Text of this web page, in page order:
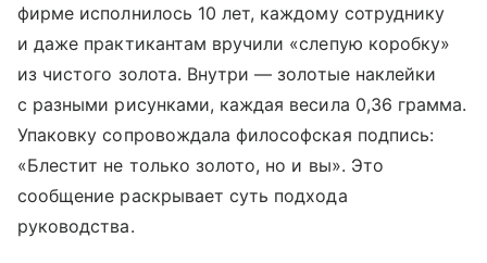
фирме исполнилось 10 лет, каждому сотруднику
и даже практикантам вручили «слепую коробку»
из чистого золота. Внутри — золотые наклейки
с разными рисунками, каждая весила 0,36 грамма.
Упаковку сопровождала философская подпись:
«Блестит не только золото, но и вы». Это
сообщение раскрывает суть подхода
руководства.